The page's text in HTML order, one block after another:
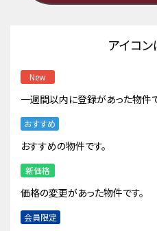
アイコ
New
一週間以内に登録があった物件で
おすすめ
おすすめの物件です。
新価格
価格の変更があった物件です。
会員限定